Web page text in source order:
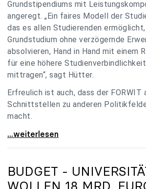
Grundstipendiums mit
angeregt. „Ein faires Modell der
das es allen Studierenden ermöglicht,
Grundstudium ohne verzögernde
absolvieren, Hand in Hand mit einem
für eine höhere
mittragen“, sagt Hütter.
Erfreulich ist auch, dass der FORWIT
Schnittstellen zu anderen
macht.
uniko zu FORWIT-Analyse: Wichtige
...weiterlesen
BUDGET -